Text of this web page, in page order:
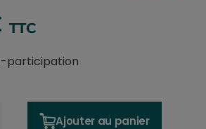
TTC
participation
Ajouter au panier